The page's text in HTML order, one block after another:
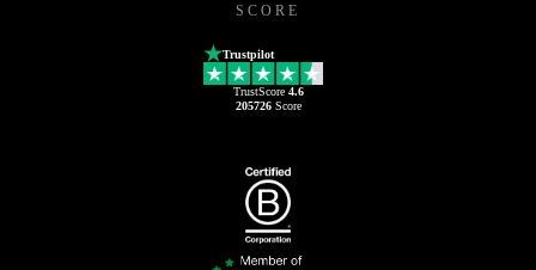
SCORE
Trustpilot
TrustScore 4.6
205726Score